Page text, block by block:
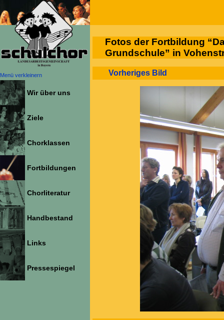
Menü verkleinern
Wir über uns
Ziele
Chorklassen
Fortbildungen
Chorliteratur
Handbestand
Links
Pressespiegel
Fotos der Fortbildung
Grundschule” in
Vorheriges Bild